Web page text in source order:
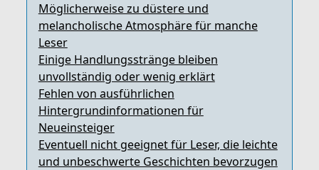
Möglicherweise zu düstere und
melancholische Atmosphäre für manche
Leser
Einige Handlungsstränge bleiben
unvollständig oder wenig erklärt
Fehlen von ausführlichen
Hintergrundinformationen für
Neueinsteiger
Eventuell nicht geeignet für Leser, die leichte
und unbeschwerte Geschichten bevorzugen